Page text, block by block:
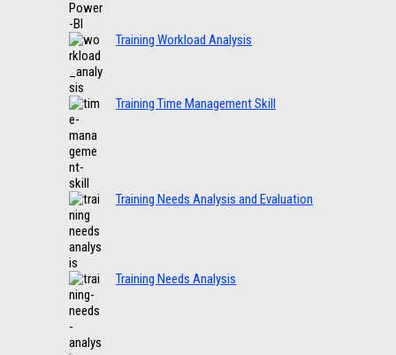
Training Workload Analysis
Training Time Management Skill
Training Needs Analysis and Evaluation
Training Needs Analysis